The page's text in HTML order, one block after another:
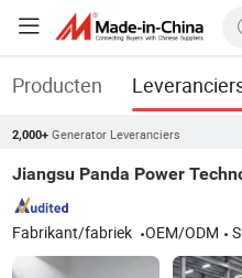
Producten
2,000+ Generator Leveranciers
Jiangsu Panda Power
Fabrikant/fabriek OEM/ODM